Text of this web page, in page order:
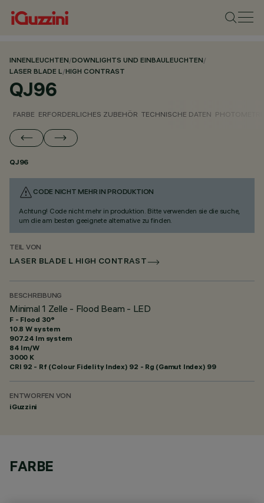
INNENLEUCHTEN/DOWNLIGHTS UND EINBAULEUCHTEN/
LASER BLADE L/HIGH CONTRAST
QJ96
FARBE ERFORDERLICHES ZUBEHÖR TECHNISCHE DATEN
QJ96
CODE NICHT MEHR IN PRODUKTION
Achtung! Code nicht mehr in produktion. Bitte verwenden sie die suche,
um die am besten geeignete alternative zu finden.
TEIL VON
LASER BLADE L HIGH CONTRAST
BESCHREIBUNG
Minimal 1 Zelle - Flood Beam - LED
F - Flood 30°
10.8 W system
907.24 lm system
84 lm/W
3000 K
CRI 92 - Rf (Colour Fidelity Index) 92 - Rg (Gamut Index) 99
ENTWORFEN VON
iGuzzini
FARBE